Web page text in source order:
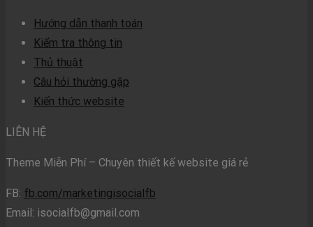
Hướng dẫn thanh toán
Kiểm tra thông tin
Thủ thuật
Câu hỏi thường gặp
Kiến thức website
LIÊN HỆ
Theme Miễn Phí – Chuyên thiết kế website giá rẻ
FB: fb.com/marketingisocialfb
Email: isocialfb@gmail.com